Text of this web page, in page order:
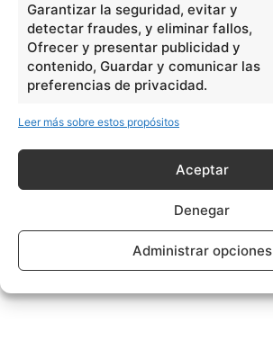
Garantizar la seguridad, evitar y
detectar fraudes, y eliminar fallos,
Ofrecer y presentar publicidad y
contenido, Guardar y comunicar las
preferencias de privacidad.
Leer más sobre estos propósitos
Aceptar
Denegar
Administrar opciones